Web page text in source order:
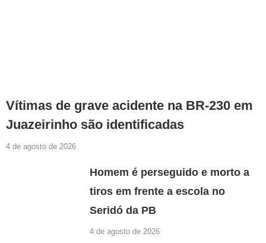
Vítimas de grave acidente na BR-230 em
Juazeirinho são identificadas
4 de agosto de 2026
Homem é perseguido e morto a
tiros em frente a escola no
Seridó da PB
4 de agosto de 2026